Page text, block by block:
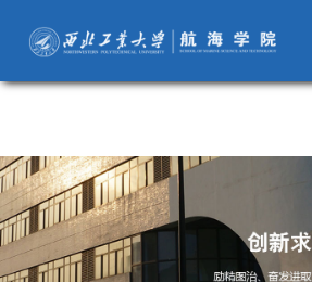
萝莉岛